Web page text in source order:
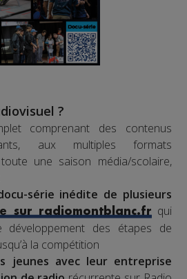
?
comprenant des contenus
aux multiples formats
une saison média/scolaire,
série inédite de plusieurs
sur radiomontblanc.frqui
des étapes de
la compétition
jeunes avec leur entreprise